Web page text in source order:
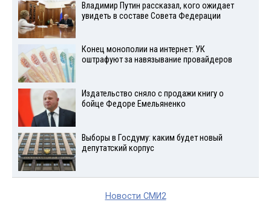
Владимир Путин рассказал, кого ожидает
увидеть в составе Совета Федерации
Конец монополии на интернет: УК
оштрафуют за навязывание провайдеров
Издательство сняло с продажи книгу о
бойце Федоре Емельяненко
Выборы в Госдуму: каким будет новый
депутатский корпус
Новости СМИ2